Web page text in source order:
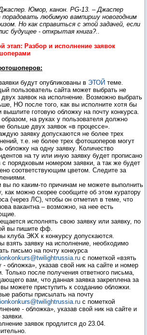
Юмор, канон. PG-13. – Джаспер
порадовать любимую вампиршу новогодним
Но как справиться с этой задачей, если
будущее - открытая книга?..
этап: Разбор и исполнение заявок
будут опубликованы в ЭТОЙ теме.
пользователь сайта может выбрать не
заявок на исполнение. Возможно выбрать
НО после того, как вы исполните хотя бы
вышлите готовую обложку на почту конкурса.
на руках у пользователя должно
больше двух заявок «в процессе».
заявку допускаются не более трех
т.е. не более трех фотошоперов могут
обложку на одну заявку. Количество
на ту или иную заявку будет прописано
с порядковым номером заявки, а так же будет
соответствующим цветом. Следите за
вы по каким-то причинам не можете выполнить
как можно скорее сообщите об этом куратору
(через ЛС), чтобы он отметил в теме, что
вакантна – возможно, на нее есть
исполнять свою заявку или заявку, по
вы пишите фф.
клуба ЭКХ к конкурсу допускаются.
взять заявку на исполнение, необходимо
письмо на почту конкурса
с пометкой «взять
- обложка», указав свой ник на сайте и номер
Только после получения ответного письма,
вам, что данная заявка закреплена за
можете приступить к созданию обложки.
работы присылать на почту
с пометкой
- обложка», указав свой ник на сайте и
заявок продлится до 23.04.